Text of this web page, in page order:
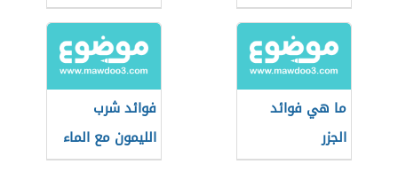
ما هي فوائد
الجزر
فوائد شرب
الليمون مع الماء